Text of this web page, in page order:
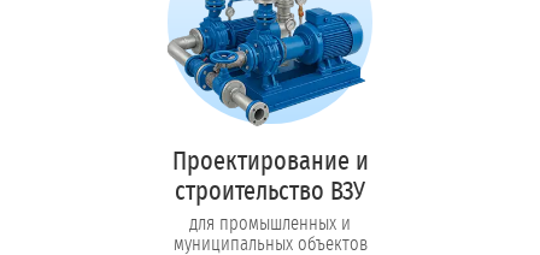
Проектирование и
строительство ВЗУ
для промышленных и
муниципальных объектов